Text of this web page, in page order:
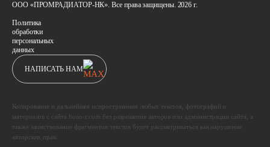
ООО «ПРОМРАДИАТОР-НК». Все права защищены. 2026 г.
Политика
обработки
персональных
данных
НАПИСАТЬ НАМ
Копирование и дальнейшее испространение любых текстов, фотографий и
материалов с сайта hono-r.com без разрешения авторов или администрации сайта, а
также заимствование фрагментов текстов будет рассматриваться как нарушение
авторских прав.